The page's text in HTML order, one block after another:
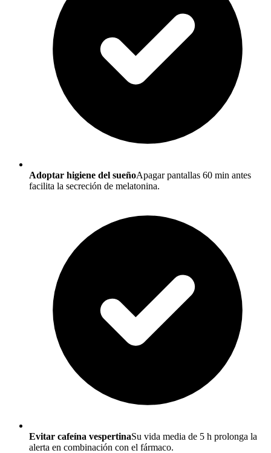
Adoptar higiene del sueñoApagar pantallas 60 min antes
facilita la secreción de melatonina.
Evitar cafeína vespertinaSu vida media de 5 h prolonga la
alerta en combinación con el fármaco.